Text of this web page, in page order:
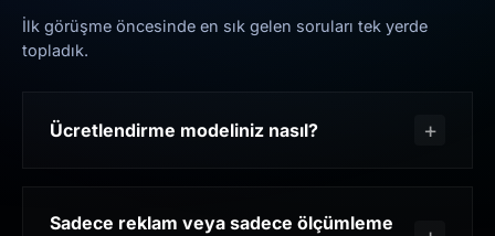
İlk görüşme öncesinde en sık gelen soruları tek yerde
topladık.
Ücretlendirme modeliniz nasıl?
Sadece reklam veya sadece ölçümleme